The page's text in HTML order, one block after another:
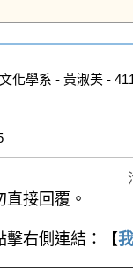
化學系 - 黃淑美 -
日期： 2024-12-17  ( 星期二 )  07:55
接回覆。
右側連結：【